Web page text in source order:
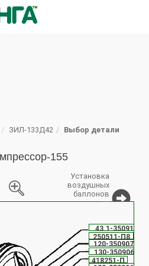
ЗИЛ-133Д42 Выбор детали
155
Установка
воздушных
баллонов
на
120-3509070-А2
130-3509060-А
250511-П8
418251-П
43.1-3509130